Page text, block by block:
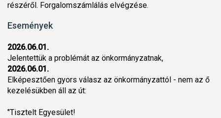
részéről. Forgalomszámlálás elvégzése.
Események
2026.06.01.
Jelentettük a problémát az önkormányzatnak,
2026.06.01.
Elképesztően gyors válasz az önkormányzattól - nem az ő
kezelésükben áll az út:
"Tisztelt Egyesület!